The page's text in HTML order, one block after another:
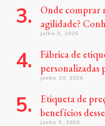
Onde comprar
agilidade?
julho 3, 2026
Fábrica de
personalizadas
junho 10, 2026
Etiqueta de
benefícios
junho 5, 2026